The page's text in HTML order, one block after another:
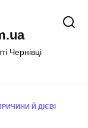
Чернівці
Й ДІЄВІ